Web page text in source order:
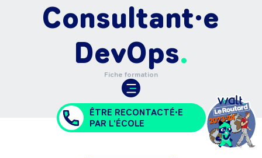
Consultant·e
DevOps
Fiche formation
ÊTRE RECONTACTÉ•E
PAR L'ÉCOLE